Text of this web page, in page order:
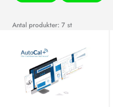
Antal produkter: 7 st